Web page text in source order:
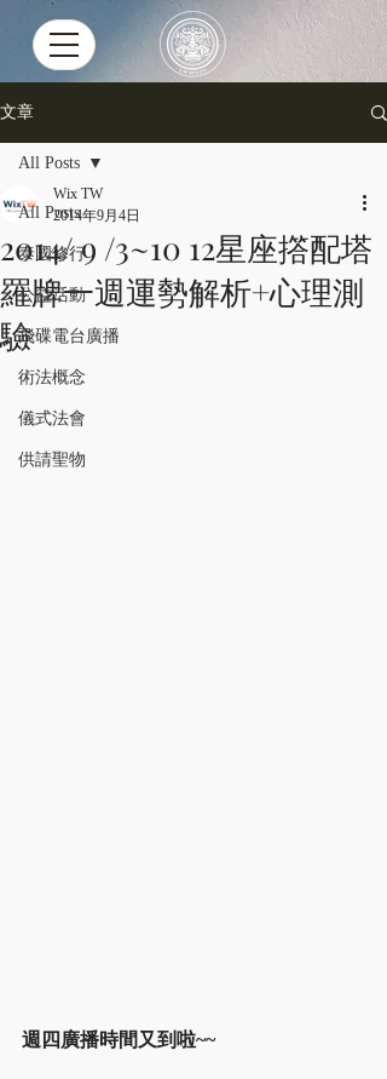
文章
All Posts
泰國修行
公益活動
飛碟電台廣播
術法概念
儀式法會
供請聖物
All Posts
2014/ 9 /3~10 12星座撘配塔
羅牌一週運勢解析+心理測
驗
Wix TW
2014年9月4日
週四廣播時間又到啦~~